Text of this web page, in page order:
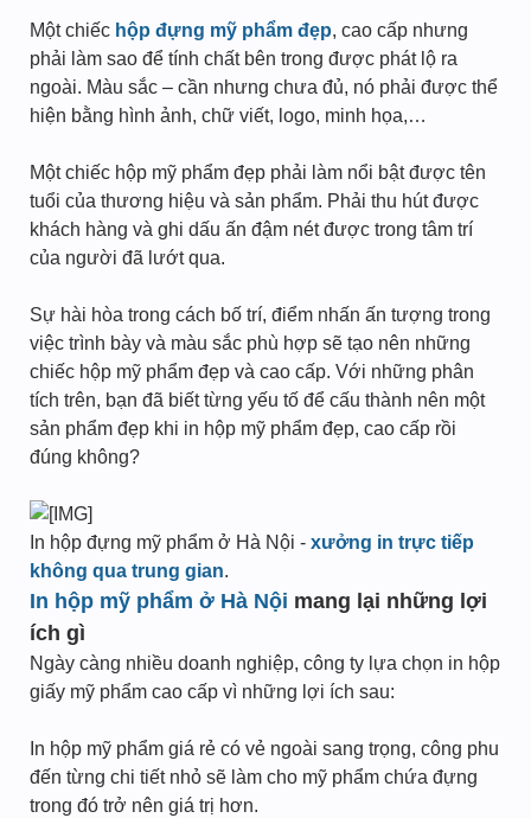
Một chiếc hộp đựng mỹ phẩm đẹp, cao cấp nhưng
phải làm sao để tính chất bên trong được phát lộ ra
ngoài. Màu sắc – cần nhưng chưa đủ, nó phải được thể
hiện bằng hình ảnh, chữ viết, logo, minh họa,…
Một chiếc hộp mỹ phẩm đẹp phải làm nổi bật được tên
tuổi của thương hiệu và sản phẩm. Phải thu hút được
khách hàng và ghi dấu ấn đậm nét được trong tâm trí
của người đã lướt qua.
Sự hài hòa trong cách bố trí, điểm nhấn ấn tượng trong
việc trình bày và màu sắc phù hợp sẽ tạo nên những
chiếc hộp mỹ phẩm đẹp và cao cấp. Với những phân
tích trên, bạn đã biết từng yếu tố để cấu thành nên một
sản phẩm đẹp khi in hộp mỹ phẩm đẹp, cao cấp rồi
đúng không?
In hộp đựng mỹ phẩm ở Hà Nội - xưởng in trực tiếp
không qua trung gian.
In hộp mỹ phẩm ở Hà Nội mang lại những lợi
ích gì
Ngày càng nhiều doanh nghiệp, công ty lựa chọn in hộp
giấy mỹ phẩm cao cấp vì những lợi ích sau:
In hộp mỹ phẩm giá rẻ có vẻ ngoài sang trọng, công phu
đến từng chi tiết nhỏ sẽ làm cho mỹ phẩm chứa đựng
trong đó trở nên giá trị hơn.